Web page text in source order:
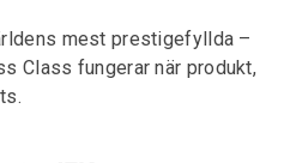
mest prestigefyllda –
Class fungerar när produkt,